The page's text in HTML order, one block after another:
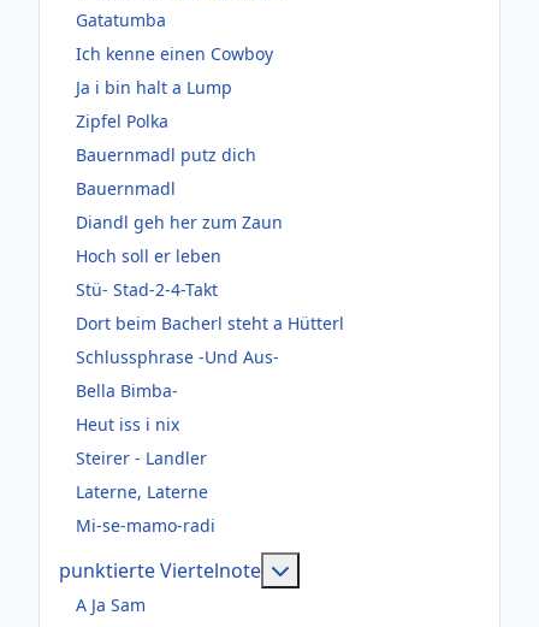
Gatatumba
Ich kenne einen Cowboy
Ja i bin halt a Lump
Zipfel Polka
Bauernmadl putz dich
Bauernmadl
Diandl geh her zum Zaun
Hoch soll er leben
Stü- Stad-2-4-Takt
Dort beim Bacherl steht a Hütterl
Schlussphrase -Und Aus-
Bella Bimba-
Heut iss i nix
Steirer - Landler
Laterne, Laterne
Mi-se-mamo-radi
punktierte Viertelnote
A Ja Sam